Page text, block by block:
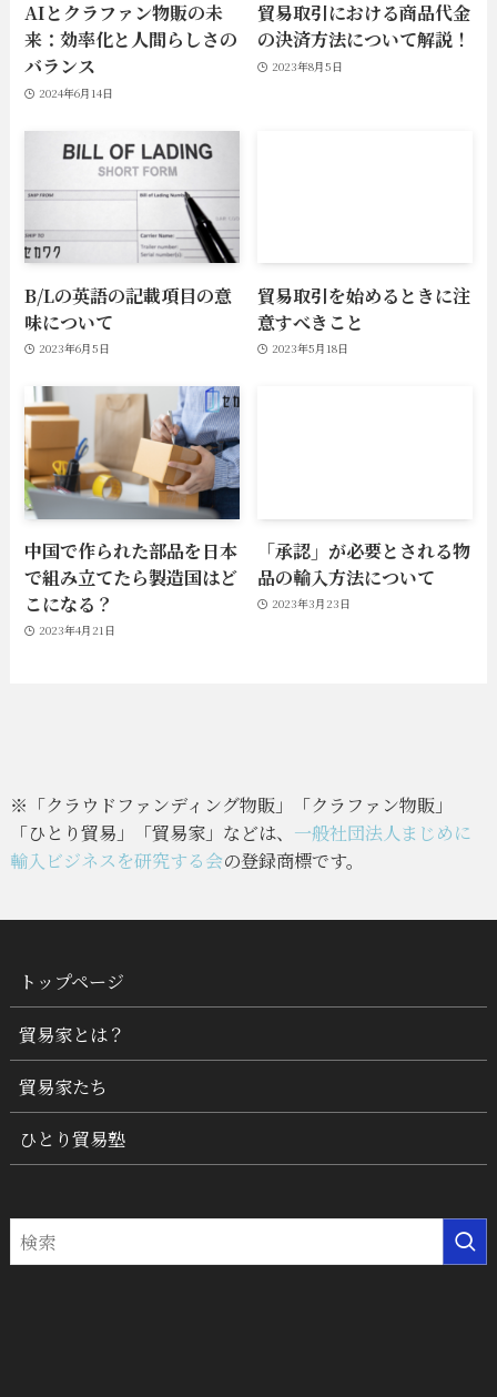
AIとクラファン物販の未
来：効率化と人間らしさの
バランス
2024年6月14日
貿易取引における商品代金
の決済方法について解説！
2023年8月5日
B/Lの英語の記載項目の意
味について
2023年6月5日
貿易取引を始めるときに注
意すべきこと
2023年5月18日
中国で作られた部品を日本
で組み立てたら製造国はど
こになる？
2023年4月21日
「承認」が必要とされる物
品の輸入方法について
2023年3月23日
※「クラウドファンディング物販」「クラファン物販」
「ひとり貿易」「貿易家」などは、 一般社団法人まじめに
輸入ビジネスを研究する会の登録商標です。
トップページ
貿易家とは？
貿易家たち
ひとり貿易塾